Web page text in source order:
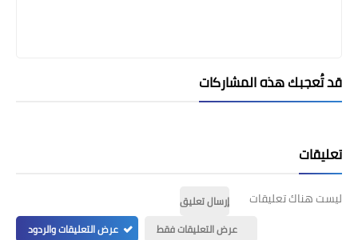
قد تُعجبك هذه المشاركات
تعليقات
ليست هناك تعليقات
إرسال تعليق
عرض التعليقات فقط
عرض التعليقات والردود